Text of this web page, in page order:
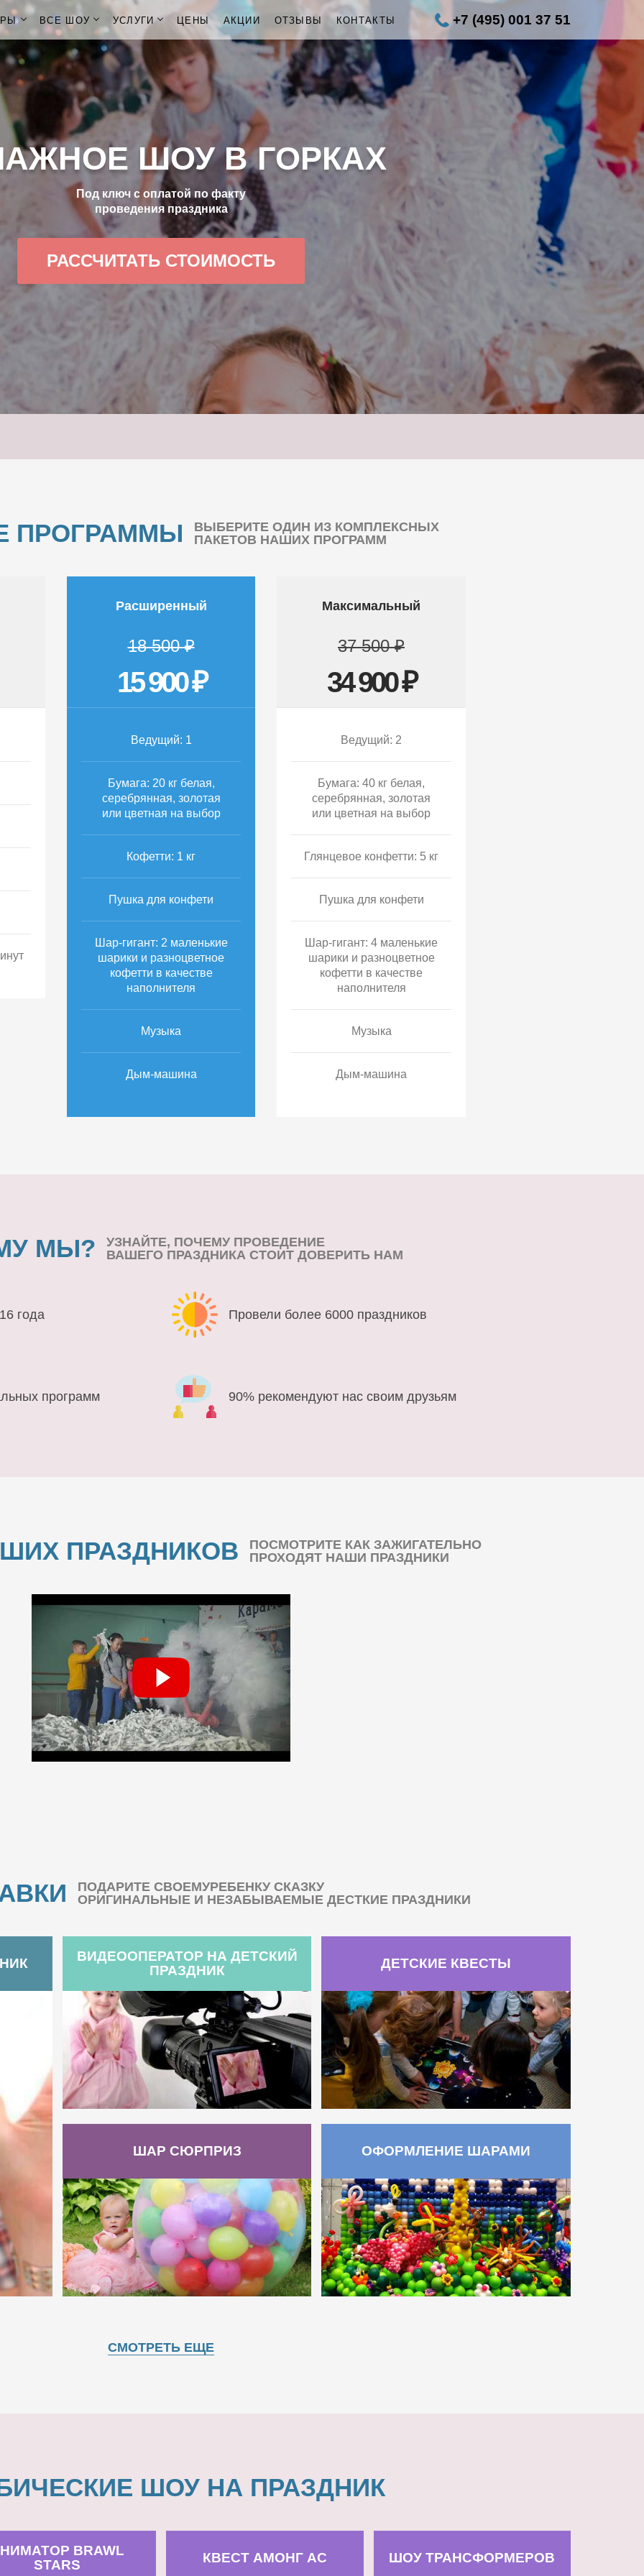
ВСЕ ШОУ УСЛУГИ ЦЕНЫ АКЦИИ ОТЗЫВЫ КОНТАКТЫ +7 (495) 001 37 51
ШОУ В ГОРКАХ
Под ключ с оплатой по факту
проведения праздника
РАССЧИТАТЬ СТОИМОСТЬ
ПРОГРАММЫ
ВЫБЕРИТЕ ОДИН ИЗ КОМПЛЕКСНЫХ
ПАКЕТОВ НАШИХ ПРОГРАММ
Расширенный
18 500 ₽
15 900 ₽
Ведущий: 1
Бумага: 20 кг белая,
серебрянная, золотая
или цветная на выбор
Кофетти: 1 кг
Пушка для конфети
Шар-гигант: 2 маленькие
шарики и разноцветное
кофетти в качестве
наполнителя
Музыка
Дым-машина
Максимальный
37 500 ₽
34 900 ₽
Ведущий: 2
Бумага: 40 кг белая,
серебрянная, золотая
или цветная на выбор
Глянцевое конфетти: 5 кг
Пушка для конфети
Шар-гигант: 4 маленькие
шарики и разноцветное
кофетти в качестве
наполнителя
Музыка
Дым-машина
МЫ?
УЗНАЙТЕ, ПОЧЕМУ ПРОВЕДЕНИЕ
ВАШЕГО ПРАЗДНИКА СТОИТ ДОВЕРИТЬ НАМ
года Провели более 6000 праздников
программ 90% рекомендуют нас своим друзьям
ПРАЗДНИКОВ
ПОСМОТРИТЕ КАК ЗАЖИГАТЕЛЬНО
ПРОХОДЯТ НАШИ ПРАЗДНИКИ
ПОДАРИТЕ СВОЕМУРЕБЕНКУ СКАЗКУ
ОРИГИНАЛЬНЫЕ И НЕЗАБЫВАЕМЫЕ ДЕСТКИЕ ПРАЗДНИКИ
ВИДЕООПЕРАТОР НА ДЕТСКИЙ
ПРАЗДНИК
ДЕТСКИЕ КВЕСТЫ
ШАР СЮРПРИЗ ОФОРМЛЕНИЕ ШАРАМИ
СМОТРЕТЬ ЕЩЕ
ШОУ НА ПРАЗДНИК
BRAWL
STARS
КВЕСТ АМОНГ АС ШОУ ТРАНСФОРМЕРОВ